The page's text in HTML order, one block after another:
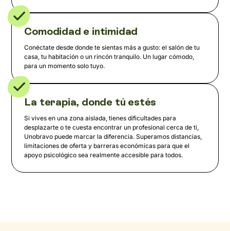
Comodidad e intimidad
Conéctate desde donde te sientas más a gusto: el salón de tu
casa, tu habitación o un rincón tranquilo. Un lugar cómodo,
para un momento solo tuyo.
La terapia, donde tú estés
Si vives en una zona aislada, tienes dificultades para
desplazarte o te cuesta encontrar un profesional cerca de ti,
Unobravo puede marcar la diferencia. Superamos distancias,
limitaciones de oferta y barreras económicas para que el
apoyo psicológico sea realmente accesible para todos.